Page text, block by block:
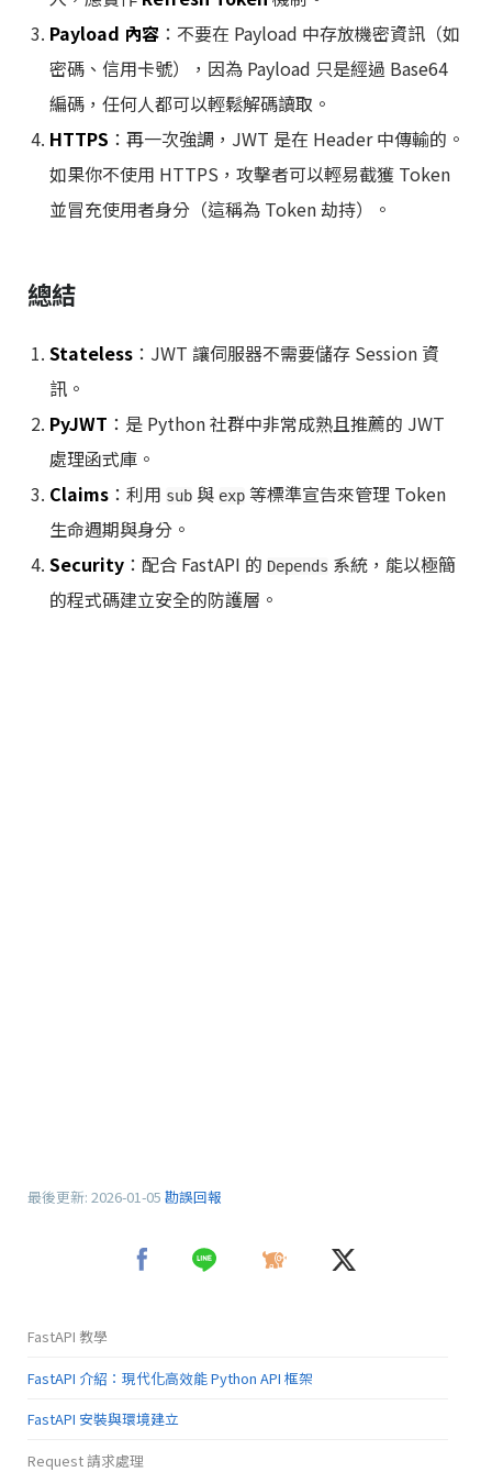
Payload 內容 ：不要在 Payload 中存放機密資訊（如
密碼、信用卡號），因為 Payload 只是經過 Base64
編碼，任何人都可以輕鬆解碼讀取。
HTTPS ：再一次強調，JWT 是在 Header 中傳輸的。
如果你不使用 HTTPS，攻擊者可以輕易截獲 Token
並冒充使用者身分（這稱為 Token 劫持）。
總結
Stateless ：JWT 讓伺服器不需要儲存 Session 資
訊。
PyJWT ：是 Python 社群中非常成熟且推薦的 JWT
處理函式庫。
Claims ：利用 sub 與 exp 等標準宣告來管理 Token
生命週期與身分。
Security ：配合 FastAPI 的 Depends 系統，能以極簡
的程式碼建立安全的防護層。
最後更新: 2026-01-05 勘誤回報
FastAPI 教學
FastAPI 介紹：現代化高效能 Python API 框架
FastAPI 安裝與環境建立
Request 請求處理